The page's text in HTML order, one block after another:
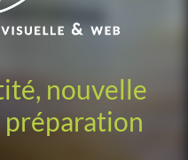
nouvelle
préparation